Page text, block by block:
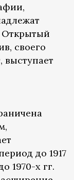
Открытый
своего
выступает
до 1917
1970-х гг.